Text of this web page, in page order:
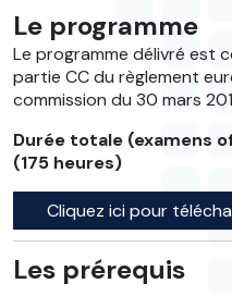
Le programme
Le programme délivré est
partie CC du règlement
commission du 30 mars
Durée totale (examens
(175 heures)
Cliquez ici pour
Les prérequis